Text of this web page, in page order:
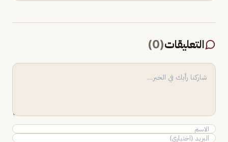
التعليقات(
0
)